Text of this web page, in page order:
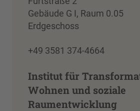
Gebäude G I, Raum 0.05
Erdgeschoss
+49 3581 374-4664
Institut für
Wohnen und soziale
Raumentwicklung